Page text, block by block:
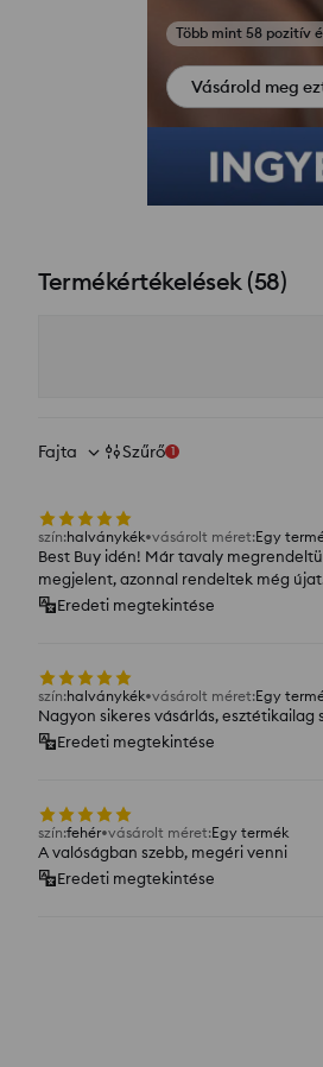
Fotók az
Vásárold meg
Termékértékelések (58)
Fajta Szűrő 1
szín:halványkék vásárolt méret:Egy
Best Buy idén! Már tavaly
megjelent, azonnal rendeltek még
Eredeti megtekintése
szín:halványkék vásárolt méret:Egy
Nagyon sikeres vásárlás,
Eredeti megtekintése
szín:fehér vásárolt méret:Egy termék
A valóságban szebb, megéri venni
Eredeti megtekintése